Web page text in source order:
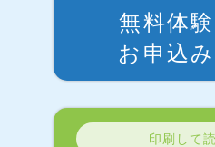
無料体験
お申込み
印刷して